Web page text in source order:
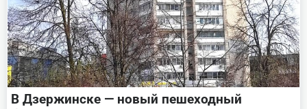
В Дзержинске — новый пешеходный